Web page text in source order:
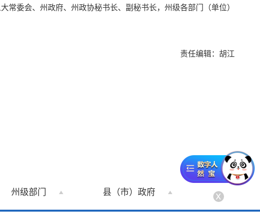
委会、州政府、州政协秘书长、副秘书长，州级各部门（单位）
责任编辑：胡江
州级部门 县（市）政府 x